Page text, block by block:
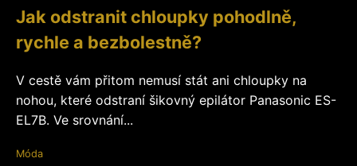
Jak odstranit chloupky pohodlně,
rychle a bezbolestně?
V cestě vám přitom nemusí stát ani chloupky na
nohou, které odstraní šikovný epilátor Panasonic ES-
EL7B. Ve srovnání...
Móda